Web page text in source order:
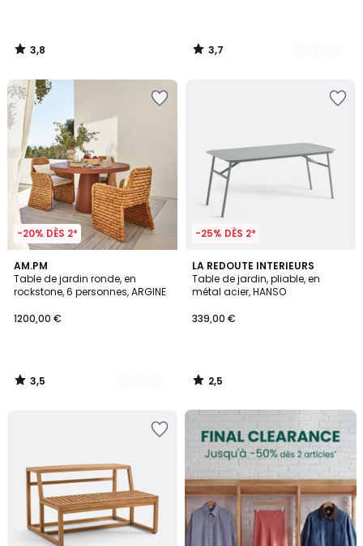
3,8
/
3,7
/
-20% DÈS 2*
AM.PM
Table de jardin ronde, en
rockstone, 6 personnes, ARGINE
1200,00 €
3,5
/ 5
3
Couleurs
3,5
/
-25% DÈS 2*
LA REDOUTE INTERIEURS
Table de jardin, pliable, en
métal acier, HANSO
339,00 €
2,5
/ 5
2,5
/
FINAL
CLEARANCE